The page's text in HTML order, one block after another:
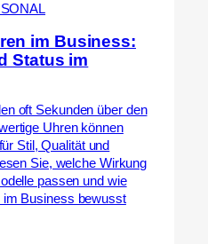
im Business:
Status im
oft Sekunden über den
Uhren können
Stil, Qualität und
Sie, welche Wirkung
passen und wie
im Business bewusst